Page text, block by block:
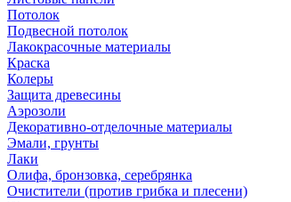
Потолок
Подвесной потолок
Лакокрасочные материалы
Краска
Колеры
Защита древесины
Аэрозоли
Декоративно-отделочные материалы
Эмали, грунты
Лаки
Олифа, бронзовка, серебрянка
Очистители (против грибка и плесени)